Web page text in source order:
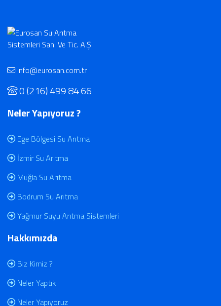
info@eurosan.com.tr
0 (216) 499 84 66
Neler Yapıyoruz ?
Ege Bölgesi Su Arıtma
İzmir Su Arıtma
Muğla Su Arıtma
Bodrum Su Arıtma
Yağmur Suyu Arıtma Sistemleri
Hakkımızda
Biz Kimiz ?
Neler Yaptık
Neler Yapıyoruz